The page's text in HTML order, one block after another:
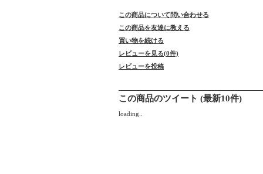
この商品について問い合わせる
この商品を友達に教える
買い物を続ける
レビューを見る(0件)
レビューを投稿
この商品のツイート (最新10件)
loading..